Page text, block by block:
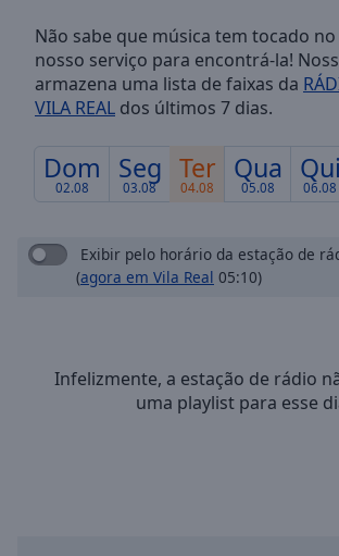
Forward
Mute
Current
Time0:00
Duration
Loaded:
TypeLIVE
Remaining
Não sabe que música tem tocado
nosso serviço para encontrá-la!
armazena uma lista de faixas da
VILA REAL dos últimos 7 dias.
Dom
02.08
Seg
03.08
Ter
04.08
Qua
05.08
Qui
06.08
Exibir pelo horário da estação de
(agora em Vila Real 05:10)
Infelizmente, a estação de rádio
uma playlist para esse